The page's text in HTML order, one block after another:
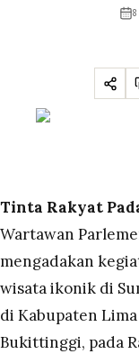
Tinta Rakyat
Wartawan
mengadakan
wisata ikonik di
di Kabupaten
Bukittinggi, pada